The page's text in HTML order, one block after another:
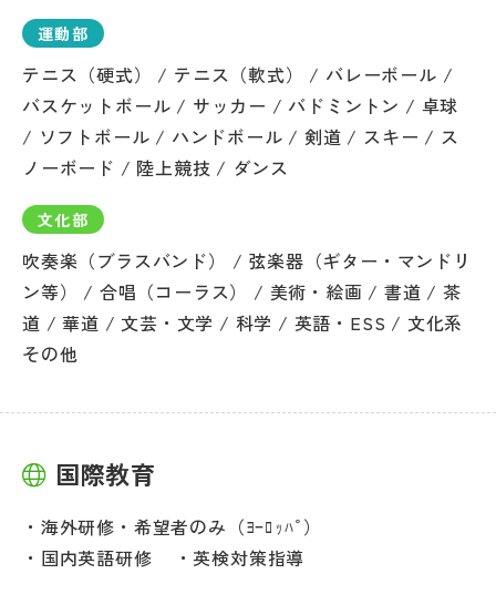
運動部
テニス（硬式） / テニス（軟式） / バレーボール /
バスケットボール / サッカー / バドミントン / 卓球
/ ソフトボール / ハンドボール / 剣道 / スキー / ス
ノーボード / 陸上競技 / ダンス
文化部
吹奏楽（ブラスバンド） / 弦楽器（ギター・マンドリ
ン等） / 合唱（コーラス） / 美術・絵画 / 書道 / 茶
道 / 華道 / 文芸・文学 / 科学 / 英語・ESS / 文化系
その他
国際教育
海外研修・希望者のみ（ﾖｰﾛｯﾊﾟ）
国内英語研修
英検対策指導